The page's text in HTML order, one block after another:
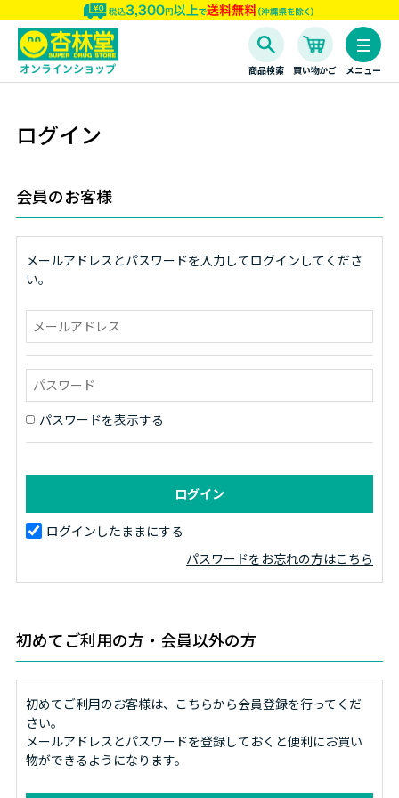
商品検索 買い物かご メニュー
ログイン
会員のお客様
メールアドレスとパスワードを入力してログインしてくださ
い。
パスワードを表示する
ログインしたままにする
パスワードをお忘れの方はこちら
初めてご利用の方・会員以外の方
初めてご利用のお客様は、こちらから会員登録を行ってくだ
さい。
メールアドレスとパスワードを登録しておくと便利にお買い
物ができるようになります。